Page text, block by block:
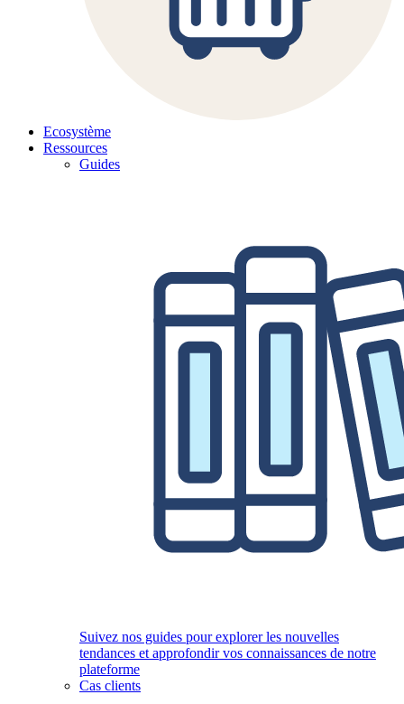
Ecosystème
Ressources
Guides
Suivez nos guides pour explorer les nouvelles
tendances et approfondir vos connaissances de notre
plateforme
Cas clients